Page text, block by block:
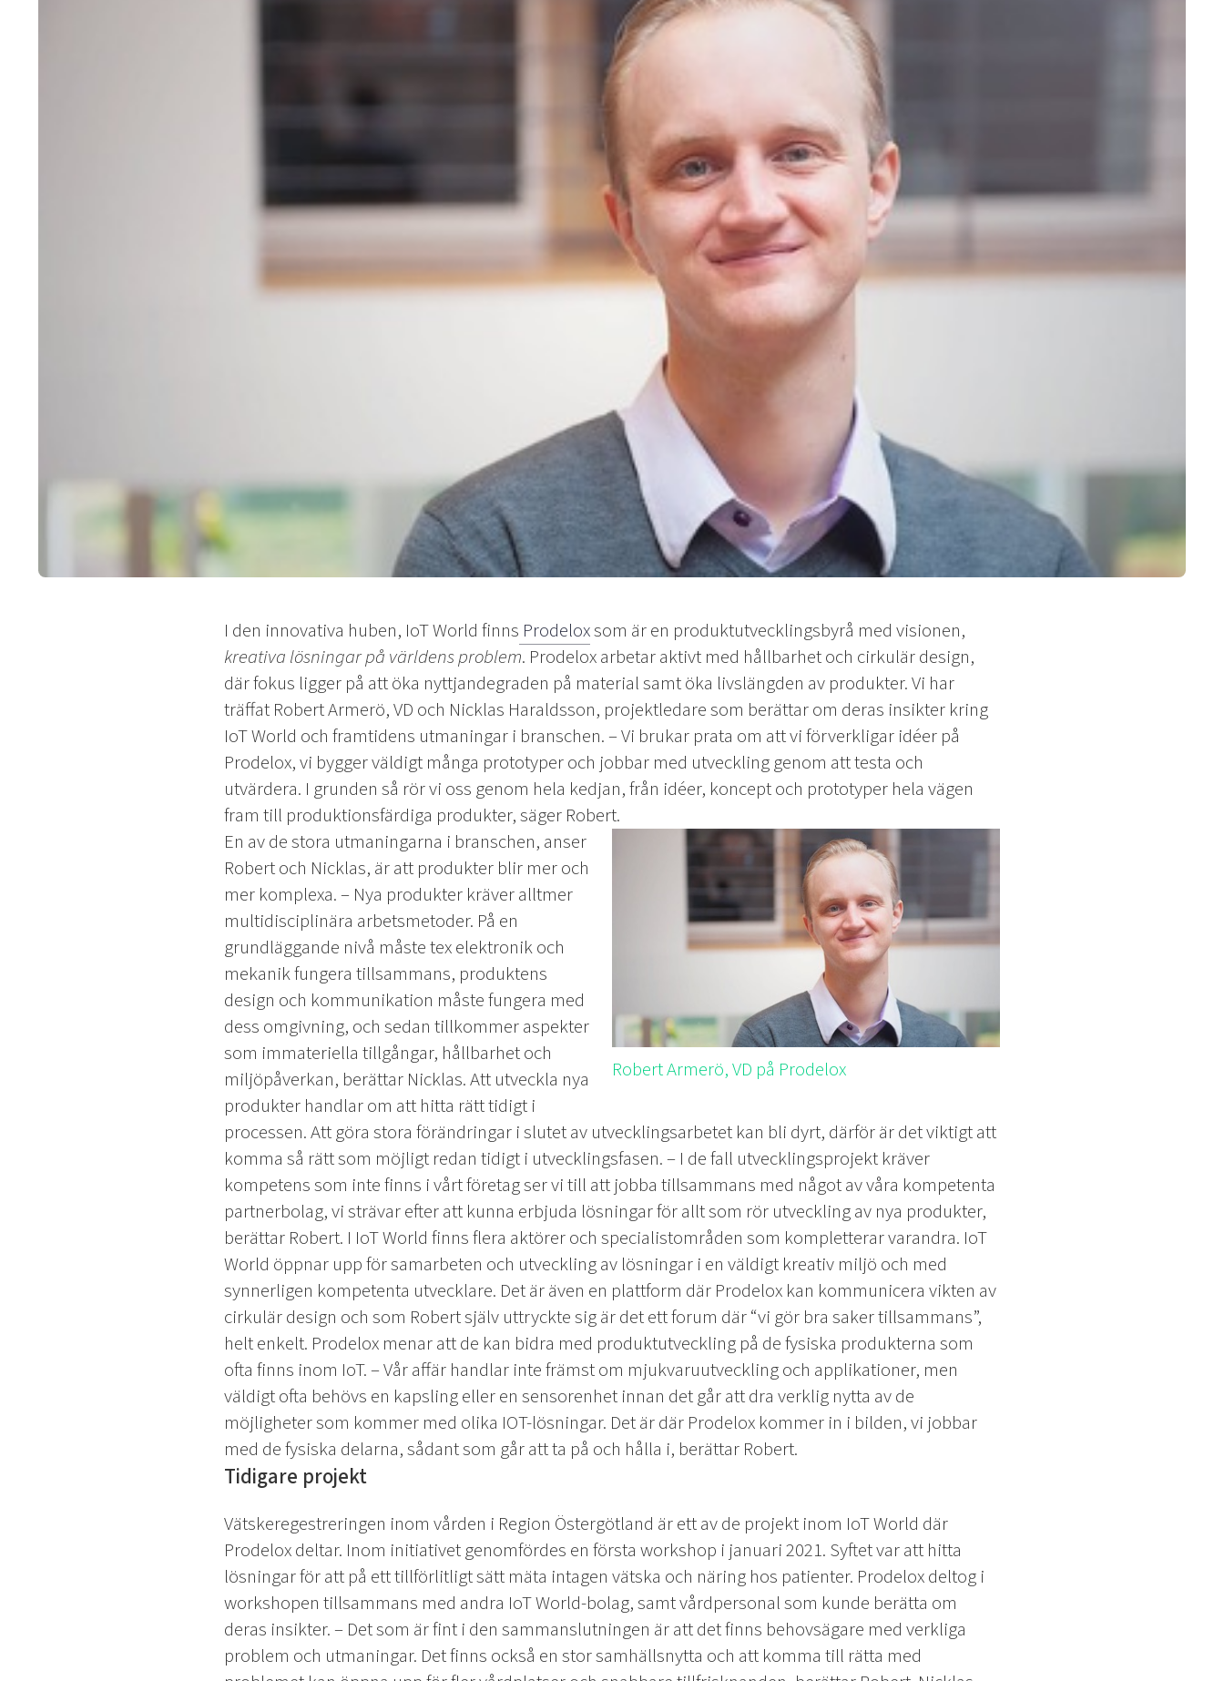
I den innovativa huben, IoT World finns Prodeloxsom är en produktutvecklingsbyrå med visionen,
kreativa lösningar på världens problem. Prodelox arbetar aktivt med hållbarhet och cirkulär design,
där fokus ligger på att öka nyttjandegraden på material samt öka livslängden av produkter. Vi har
träffat Robert Armerö, VD och Nicklas Haraldsson, projektledare som berättar om deras insikter kring
IoT World och framtidens utmaningar i branschen.– Vi brukar prata om att vi förverkligar idéer på
Prodelox, vi bygger väldigt många prototyper och jobbar med utveckling genom att testa och
utvärdera. I grunden så rör vi oss genom hela kedjan, från idéer, koncept och prototyper hela vägen
fram till produktionsfärdiga produkter, säger Robert.
Robert Armerö, VD på Prodelox
En av de stora utmaningarna i branschen, anser
Robert och Nicklas, är att produkter blir mer och
mer komplexa.– Nya produkter kräver alltmer
multidisciplinära arbetsmetoder. På en
grundläggande nivå måste tex elektronik och
mekanik fungera tillsammans, produktens
design och kommunikation måste fungera med
dess omgivning, och sedan tillkommer aspekter
som immateriella tillgångar, hållbarhet och
miljöpåverkan, berättar Nicklas.Att utveckla nya
produkter handlar om att hitta rätt tidigt i
processen. Att göra stora förändringar i slutet av utvecklingsarbetet kan bli dyrt, därför är det viktigt att
komma så rätt som möjligt redan tidigt i utvecklingsfasen.– I de fall utvecklingsprojekt kräver
kompetens som inte finns i vårt företag ser vi till att jobba tillsammans med något av våra kompetenta
partnerbolag, vi strävar efter att kunna erbjuda lösningar för allt som rör utveckling av nya produkter,
berättar Robert. I IoT World finns flera aktörer och specialistområden som kompletterar varandra. IoT
World öppnar upp för samarbeten och utveckling av lösningar i en väldigt kreativ miljö och med
synnerligen kompetenta utvecklare. Det är även en plattform där Prodelox kan kommunicera vikten av
cirkulär design och som Robert själv uttryckte sig är det ett forum där “vi gör bra saker tillsammans”,
helt enkelt. Prodelox menar att de kan bidra med produktutveckling på de fysiska produkterna som
ofta finns inom IoT.– Vår affär handlar inte främst om mjukvaruutveckling och applikationer, men
väldigt ofta behövs en kapsling eller en sensorenhet innan det går att dra verklig nytta av de
möjligheter som kommer med olika IOT-lösningar. Det är där Prodelox kommer in i bilden, vi jobbar
med de fysiska delarna, sådant som går att ta på och hålla i, berättar Robert.
Tidigare projekt
Vätskeregestreringen inom vården i Region Östergötland är ett av de projekt inom IoT World där
Prodelox deltar. Inom initiativet genomfördes en första workshop i januari 2021. Syftet var att hitta
lösningar för att på ett tillförlitligt sätt mäta intagen vätska och näring hos patienter. Prodelox deltog i
workshopen tillsammans med andra IoT World-bolag, samt vårdpersonal som kunde berätta om
deras insikter.– Det som är fint i den sammanslutningen är att det finns behovsägare med verkliga
problem och utmaningar. Det finns också en stor samhällsnytta och att komma till rätta med